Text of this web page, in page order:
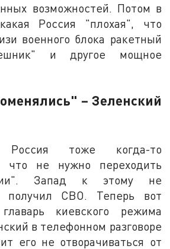
возможностей. Потом в
Россия "плохая", что
военного блока ракетный
и другое мощное
– Зеленский
тоже когда-то
что не нужно переходить
Запад к этому не
получил СВО. Теперь вот
киевского режима
в телефонном разговоре
его не отворачиваться от